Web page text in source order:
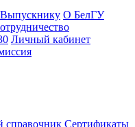
Выпускнику О БелГУ
Личный кабинет
справочник Сертификаты